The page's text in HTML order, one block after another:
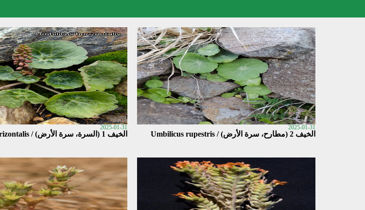
2025-01-31
الخيف 2 (مطارح، سرة الأرض) / Umbilicus rupestris
2025-01-31
الخيف 1 (السرة، سرة الأرض) / Umbilicus horizontalis